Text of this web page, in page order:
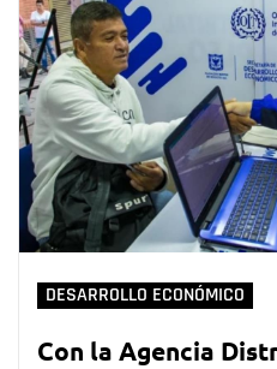
DESARROLLO ECONÓMICO
Con la Agencia